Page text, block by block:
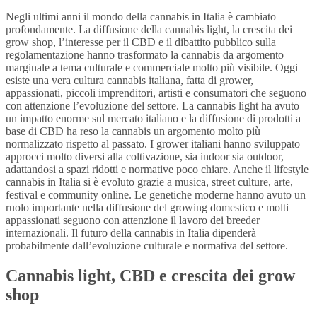
Negli ultimi anni il mondo della cannabis in Italia è cambiato
profondamente. La diffusione della cannabis light, la crescita dei
grow shop, l’interesse per il CBD e il dibattito pubblico sulla
regolamentazione hanno trasformato la cannabis da argomento
marginale a tema culturale e commerciale molto più visibile. Oggi
esiste una vera cultura cannabis italiana, fatta di grower,
appassionati, piccoli imprenditori, artisti e consumatori che seguono
con attenzione l’evoluzione del settore. La cannabis light ha avuto
un impatto enorme sul mercato italiano e la diffusione di prodotti a
base di CBD ha reso la cannabis un argomento molto più
normalizzato rispetto al passato. I grower italiani hanno sviluppato
approcci molto diversi alla coltivazione, sia indoor sia outdoor,
adattandosi a spazi ridotti e normative poco chiare. Anche il lifestyle
cannabis in Italia si è evoluto grazie a musica, street culture, arte,
festival e community online. Le genetiche moderne hanno avuto un
ruolo importante nella diffusione del growing domestico e molti
appassionati seguono con attenzione il lavoro dei breeder
internazionali. Il futuro della cannabis in Italia dipenderà
probabilmente dall’evoluzione culturale e normativa del settore.
Cannabis light, CBD e crescita dei grow
shop